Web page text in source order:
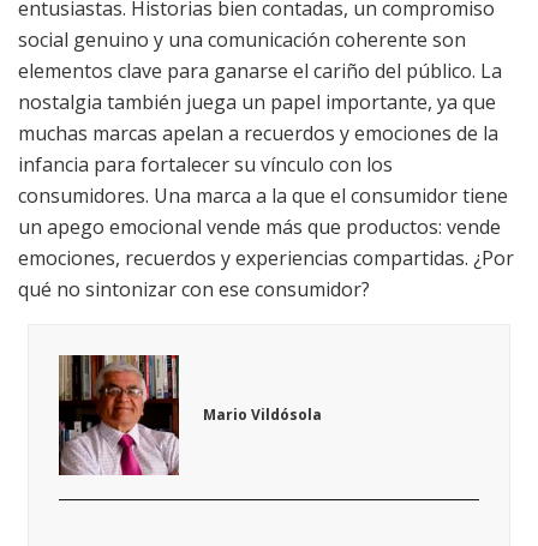
entusiastas. Historias bien contadas, un compromiso
social genuino y una comunicación coherente son
elementos clave para ganarse el cariño del público. La
nostalgia también juega un papel importante, ya que
muchas marcas apelan a recuerdos y emociones de la
infancia para fortalecer su vínculo con los
consumidores. Una marca a la que el consumidor tiene
un apego emocional vende más que productos: vende
emociones, recuerdos y experiencias compartidas. ¿Por
qué no sintonizar con ese consumidor?
Mario Vildósola